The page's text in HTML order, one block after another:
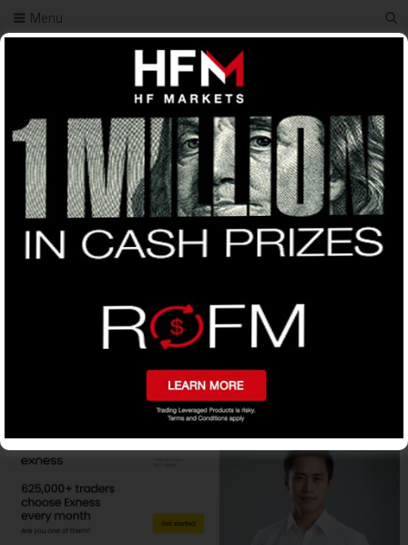
Menu
Tag: ফরেক্স বাংলা
মানি ম্যানেজমেন্ট সিষ্টেম কৌশল